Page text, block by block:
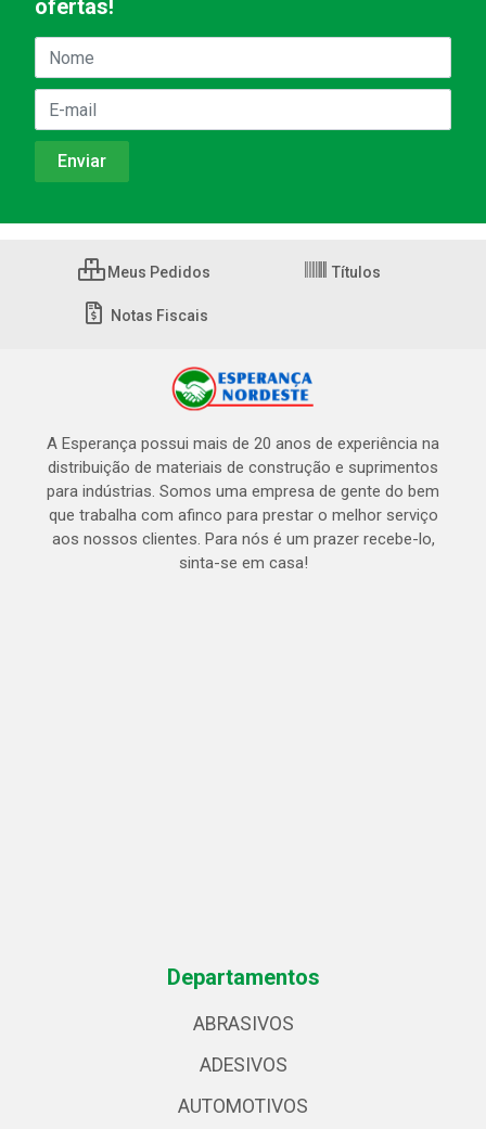
ofertas!
Meus Pedidos Títulos
Notas Fiscais
A Esperança possui mais de 20 anos de experiência na
distribuição de materiais de construção e suprimentos
para indústrias. Somos uma empresa de gente do bem
que trabalha com afinco para prestar o melhor serviço
aos nossos clientes. Para nós é um prazer recebe-lo,
sinta-se em casa!
Departamentos
ABRASIVOS
ADESIVOS
AUTOMOTIVOS